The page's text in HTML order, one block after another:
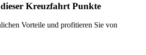
Kreuzfahrt Punkte
Vorteile und profitieren Sie von